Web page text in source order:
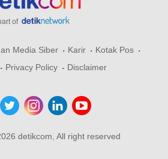
of
Media Siber Karir
Kotak Pos
Privacy Policy Disclaimer
detikcom, All right reserved